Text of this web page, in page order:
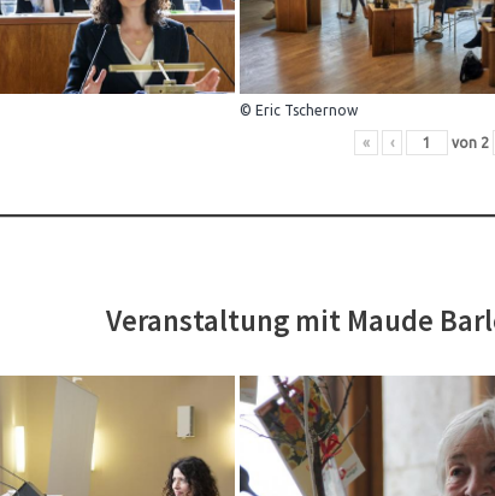
© Eric Tschernow
« ‹ von 2
Veranstaltung mit Maude